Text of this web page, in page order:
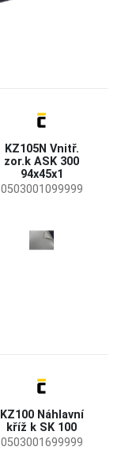
KZ105N Vnitř.
zor.k ASK 300
94x45x1
0503001099999
KZ100 Náhlavní
kříž k SK 100
0503001699999